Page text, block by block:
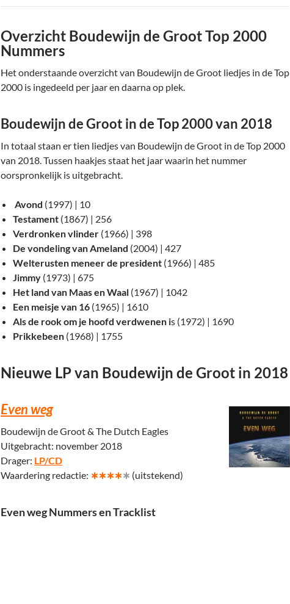
Overzicht Boudewijn de Groot Top 2000
Nummers
Het onderstaande overzicht van Boudewijn de Groot liedjes in de Top
2000 is ingedeeld per jaar en daarna op plek.
Boudewijn de Groot in de Top 2000 van 2018
In totaal staan er tien liedjes van Boudewijn de Groot in de Top 2000
van 2018. Tussen haakjes staat het jaar waarin het nummer
oorspronkelijk is uitgebracht.
Avond (1997) | 10
Testament (1867) | 256
Verdronken vlinder (1966) | 398
De vondeling van Ameland (2004) | 427
Welterusten meneer de president (1966) | 485
Jimmy (1973) | 675
Het land van Maas en Waal (1967) | 1042
Een meisje van 16 (1965) | 1610
Als de rook om je hoofd verdwenen is (1972) | 1690
Prikkebeen (1968) | 1755
Nieuwe LP van Boudewijn de Groot in 2018
Even weg
Boudewijn de Groot & The Dutch Eagles
Uitgebracht: november 2018
Drager: LP/CD
Waardering redactie: ∗∗∗∗∗ (uitstekend)
Even weg Nummers en Tracklist